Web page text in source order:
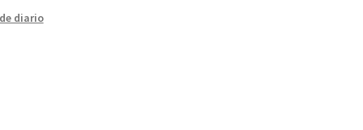
diario